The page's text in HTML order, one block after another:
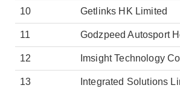
10 Getlinks HK Limited
11 Godzpeed Autosport
12 Imsight Technology
13 Integrated Solutions